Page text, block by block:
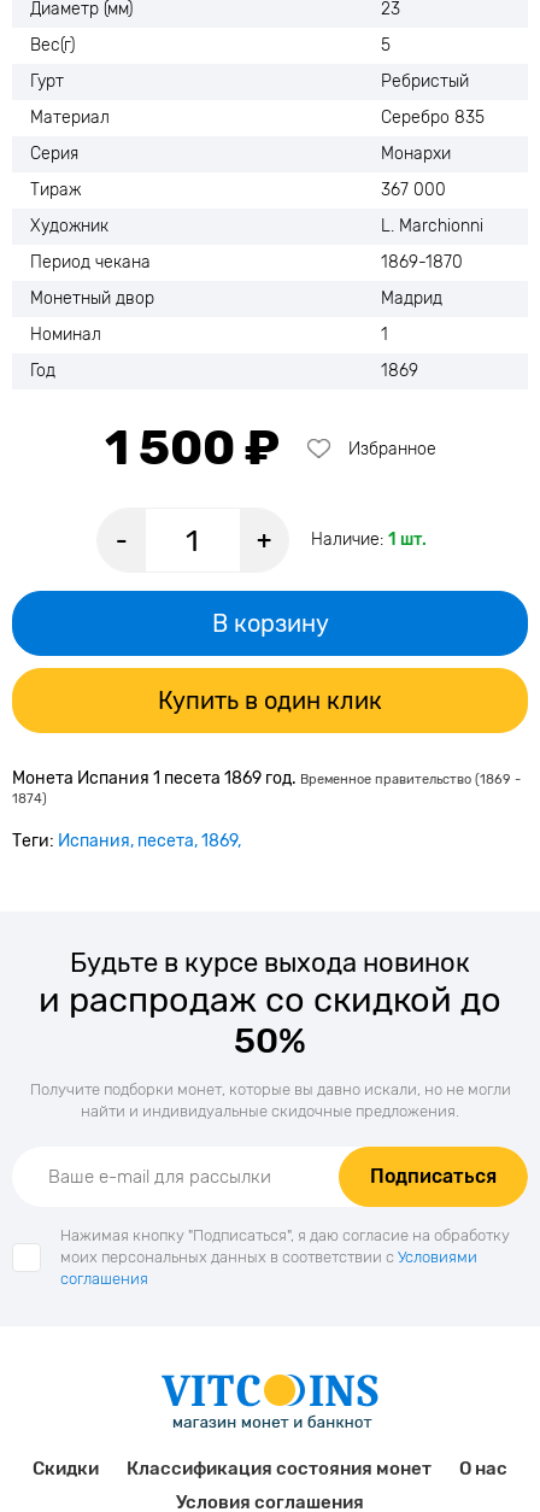
Диаметр (мм)
23
Вес(г)
5
Гурт
Ребристый
Материал
Серебро 835
Серия
Монархи
Тираж
367 000
Художник
L. Marchionni
Период чекана
1869-1870
Монетный двор
Мадрид
Номинал
1
Год
1869
1 500 ₽ Избранное
- + Наличие: 1 шт.
В корзину
Купить в один клик
Монета Испания 1 песета 1869 год. Временное правительство (1869 -
1874)
Теги: Испания песета 1869
Будьте в курсе выхода новинок
и распродаж со скидкой до
50%
Получите подборки монет, которые вы давно искали, но не могли
найти и индивидуальные скидочные предложения.
Подписаться
Нажимая кнопку "Подписаться", я даю согласие на обработку
моих персональных данных в соответствии с Условиями
соглашения
Скидки Классификация состояния монет
О нас
Условия соглашения